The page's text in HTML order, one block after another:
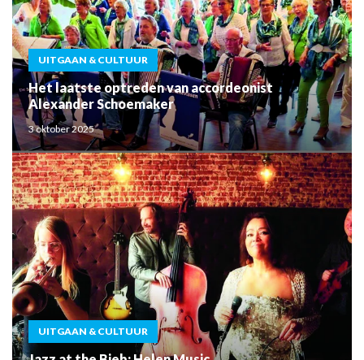
UITGAAN & CULTUUR
Het laatste optreden van accordeonist
Alexander Schoemaker
3 oktober 2025
UITGAAN & CULTUUR